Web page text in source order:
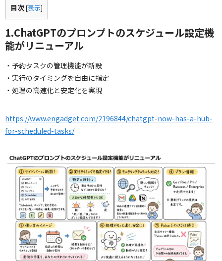
目次[表示]
1.ChatGPTのプロンプトのスケジュール設定機
能がリニューアル
・予約タスクの管理機能が新設
・実行のタイミングを自由に指定
・処理の高速化と安定化を実現
https://www.engadget.com/2196844/chatgpt-now-has-a-hub-
for-scheduled-tasks/